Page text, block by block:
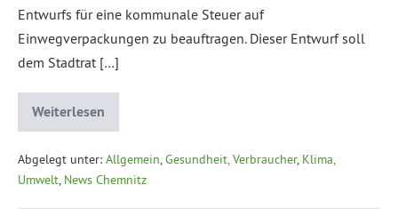
Entwurfs für eine kommunale Steuer auf
Einwegverpackungen zu beauftragen. Dieser Entwurf soll
dem Stadtrat […]
Weiterlesen
Abgelegt unter: Allgemein,Gesundheit, Verbraucher, Klima,
Umwelt, News Chemnitz